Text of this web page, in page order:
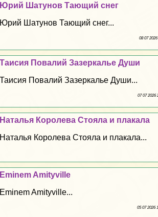
Юрий Шатунов Тающий снег
Юрий Шатунов Тающий снег...
08 07
Таисия Повалий Зазеркалье Души
Таисия Повалий Зазеркалье Души...
07 07 2026
Наталья Королева Стояла и плакала
Наталья Королева Стояла и плакала...
Eminem Amityville
Eminem Amityville...
05 07 2026